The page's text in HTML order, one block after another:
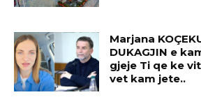
Marjana
DUKAGJIN e
gjeje Ti qe ke
vet kam jete..